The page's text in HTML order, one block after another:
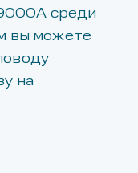
среди
вы можете
на